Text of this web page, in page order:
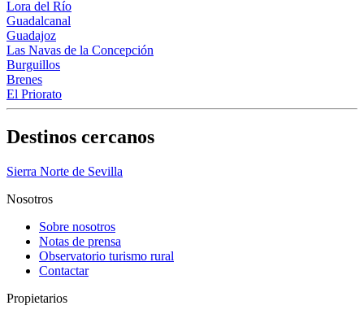
Lora del Río
Guadalcanal
Guadajoz
Las Navas de la Concepción
Burguillos
Brenes
El Priorato
Destinos cercanos
Sierra Norte de Sevilla
Nosotros
Sobre nosotros
Notas de prensa
Observatorio turismo rural
Contactar
Propietarios